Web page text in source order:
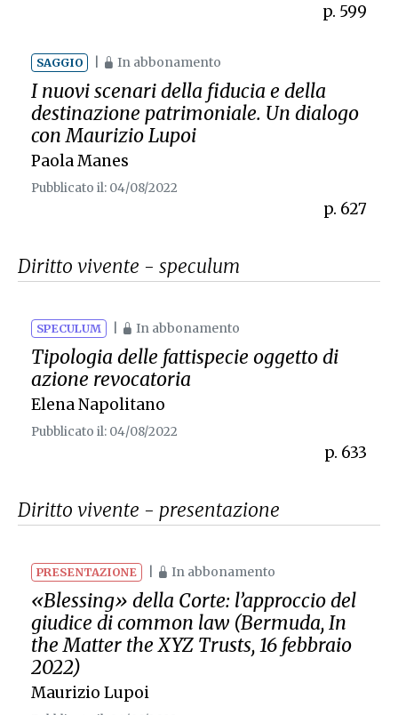
p. 599
SAGGIO In abbonamento
I nuovi scenari della fiducia e della
destinazione patrimoniale. Un dialogo
con Maurizio Lupoi
Paola Manes
Pubblicato il: 04/08/2022
p. 627
Diritto vivente - speculum
SPECULUM In abbonamento
Tipologia delle fattispecie oggetto di
azione revocatoria
Elena Napolitano
Pubblicato il: 04/08/2022
p. 633
Diritto vivente - presentazione
PRESENTAZIONE In abbonamento
«Blessing» della Corte: l’approccio del
giudice dicommon law (Bermuda,In
the Matter the XYZ Trusts, 16 febbraio
2022)
Maurizio Lupoi